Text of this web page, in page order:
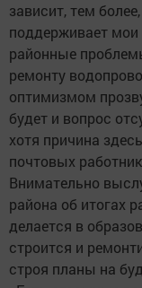
зависит, тем
поддерживает
районные
ремонту
оптимизмом
будет и вопрос
хотя причина
почтовых
Внимательно
района об итогах
делается в
строится и
строя планы на